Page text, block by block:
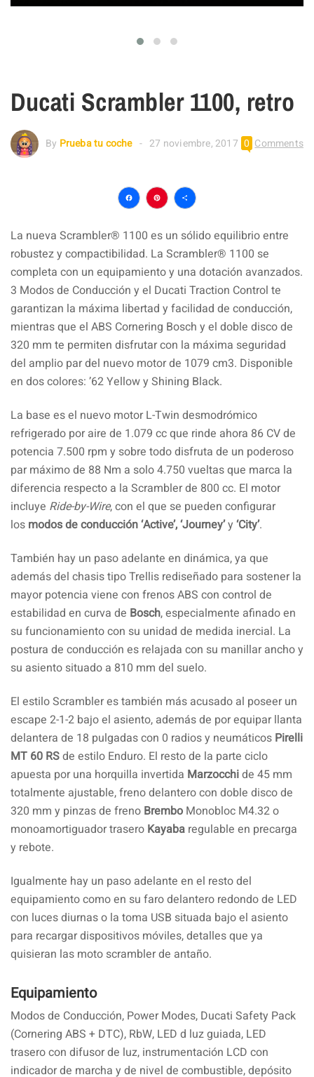
Ducati Scrambler 1100, retro
By Prueba tu coche 27 noviembre, 2017 0 Comments
Facebook
Pinterest
Compartir
La nueva Scrambler® 1100 es un sólido equilibrio entre
robustez y compactibilidad. La Scrambler® 1100 se
completa con un equipamiento y una dotación avanzados.
3 Modos de Conducción y el Ducati Traction Control te
garantizan la máxima libertad y facilidad de conducción,
mientras que el ABS Cornering Bosch y el doble disco de
320 mm te permiten disfrutar con la máxima seguridad
del amplio par del nuevo motor de 1079 cm3. Disponible
en dos colores: ’62 Yellow y Shining Black.
La base es el nuevo motor L-Twin desmodrómico
refrigerado por aire de 1.079 cc que rinde ahora 86 CV de
potencia 7.500 rpm y sobre todo disfruta de un poderoso
par máximo de 88 Nm a solo 4.750 vueltas que marca la
diferencia respecto a la Scrambler de 800 cc. El motor
incluye Ride-by-Wire, con el que se pueden configurar
los modos de conducción ‘Active’, ‘Journey’y ‘City’.
También hay un paso adelante en dinámica, ya que
además del chasis tipo Trellis rediseñado para sostener la
mayor potencia viene con frenos ABS con control de
estabilidad en curva de Bosch, especialmente afinado en
su funcionamiento con su unidad de medida inercial. La
postura de conducción es relajada con su manillar ancho y
su asiento situado a 810 mm del suelo.
El estilo Scrambler es también más acusado al poseer un
escape 2-1-2 bajo el asiento, además de por equipar llanta
delantera de 18 pulgadas con 0 radios y neumáticos Pirelli
MT 60 RSde estilo Enduro. El resto de la parte ciclo
apuesta por una horquilla invertida Marzocchide 45 mm
totalmente ajustable, freno delantero con doble disco de
320 mm y pinzas de freno Brembo Monobloc M4.32 o
monoamortiguador trasero Kayaba regulable en precarga
y rebote.
Igualmente hay un paso adelante en el resto del
equipamiento como en su faro delantero redondo de LED
con luces diurnas o la toma USB situada bajo el asiento
para recargar dispositivos móviles, detalles que ya
quisieran las moto scrambler de antaño.
Equipamiento
Modos de Conducción, Power Modes, Ducati Safety Pack
(Cornering ABS + DTC), RbW, LED d luz guiada, LED
trasero con difusor de luz, instrumentación LCD con
indicador de marcha y de nivel de combustible, depósito